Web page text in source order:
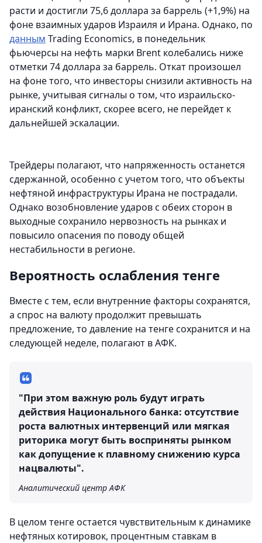
расти и достигли 75,6 доллара за баррель (+1,9%) на
фоне взаимных ударов Израиля и Ирана. Однако, по
данным Trading Economics, в понедельник
фьючерсы на нефть марки Brent колебались ниже
отметки 74 доллара за баррель. Откат произошел
на фоне того, что инвесторы снизили активность на
рынке, учитывая сигналы о том, что израильско-
иранский конфликт, скорее всего, не перейдет к
дальнейшей эскалации.
Трейдеры полагают, что напряженность останется
сдержанной, особенно с учетом того, что объекты
нефтяной инфраструктуры Ирана не пострадали.
Однако возобновление ударов с обеих сторон в
выходные сохранило нервозность на рынках и
повысило опасения по поводу общей
нестабильности в регионе.
Вероятность ослабления тенге
Вместе с тем, если внутренние факторы сохранятся,
а спрос на валюту продолжит превышать
предложение, то давление на тенге сохранится и на
следующей неделе, полагают в АФК.
"При этом важную роль будут играть
действия Национального банка: отсутствие
роста валютных интервенций или мягкая
риторика могут быть восприняты рынком
как допущение к плавному снижению курса
нацвалюты".
Аналитический центр АФК
В целом тенге остается чувствительным к динамике
нефтяных котировок, процентным ставкам в